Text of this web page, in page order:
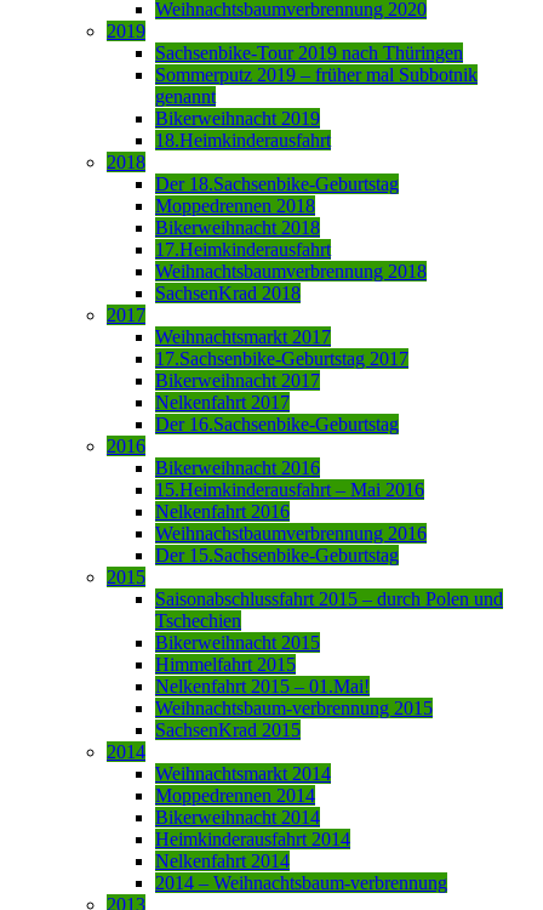
Weihnachtsbaumverbrennung 2020
2019
Sachsenbike-Tour 2019 nach Thüringen
Sommerputz 2019 – früher mal Subbotnik
genannt
Bikerweihnacht 2019
18.Heimkinderausfahrt
2018
Der 18.Sachsenbike-Geburtstag
Moppedrennen 2018
Bikerweihnacht 2018
17.Heimkinderausfahrt
Weihnachtsbaumverbrennung 2018
SachsenKrad 2018
2017
Weihnachtsmarkt 2017
17.Sachsenbike-Geburtstag 2017
Bikerweihnacht 2017
Nelkenfahrt 2017
Der 16.Sachsenbike-Geburtstag
2016
Bikerweihnacht 2016
15.Heimkinderausfahrt – Mai 2016
Nelkenfahrt 2016
Weihnachstbaumverbrennung 2016
Der 15.Sachsenbike-Geburtstag
2015
Saisonabschlussfahrt 2015 – durch Polen und
Tschechien
Bikerweihnacht 2015
Himmelfahrt 2015
Nelkenfahrt 2015 – 01.Mai!
Weihnachtsbaum-verbrennung 2015
SachsenKrad 2015
2014
Weihnachtsmarkt 2014
Moppedrennen 2014
Bikerweihnacht 2014
Heimkinderausfahrt 2014
Nelkenfahrt 2014
2014 – Weihnachtsbaum-verbrennung
2013